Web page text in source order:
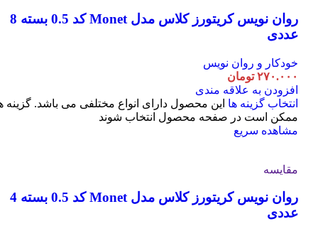
روان نویس کریتورز کلاس مدل Monet کد 0.5 بسته 8
عددی
خودکار و روان نویس
۲۷۰.۰۰۰ تومان
افزودن به علاقه مندی
انتخاب گزینه ها این محصول دارای انواع مختلفی می باشد. گزینه
ممکن است در صفحه محصول انتخاب شوند
مشاهده سریع
مقایسه
روان نویس کریتورز کلاس مدل Monet کد 0.5 بسته 4
عددی